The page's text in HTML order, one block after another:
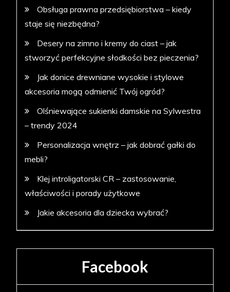
Obsługa prawna przedsiębiorstwa – kiedy
staje się niezbędna?
Desery na zimno i kremy do ciast – jak
stworzyć perfekcyjne słodkości bez pieczenia?
Jak donice drewniane wysokie i stylowe
akcesoria mogą odmienić Twój ogród?
Olśniewające sukienki damskie na Sylwestra
– trendy 2024
Personalizacja wnętrz – jak dobrać gałki do
mebli?
Klej introligatorski CR – zastosowanie,
właściwości i porady użytkowe
Jakie akcesoria dla dziecka wybrać?
Facebook